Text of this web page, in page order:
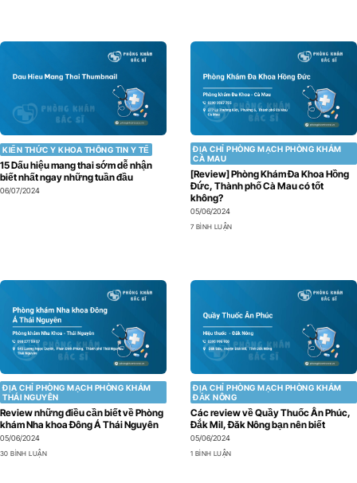
KIẾN THỨC Y KHOA THÔNG TIN Y TẾ
15 Dấu hiệu mang thai sớm dễ nhận
biết nhất ngay những tuần đầu
06/07/2024
ĐỊA CHỈ PHÒNG MẠCH PHÒNG KHÁM
CÀ MAU
[Review] Phòng Khám Đa Khoa Hồng
Đức, Thành phố Cà Mau có tốt
không?
05/06/2024
7 BÌNH LUẬN
ĐỊA CHỈ PHÒNG MẠCH PHÒNG KHÁM
THÁI NGUYÊN
Review những điều cần biết về Phòng
khám Nha khoa Đông Á Thái Nguyên
05/06/2024
30 BÌNH LUẬN
ĐỊA CHỈ PHÒNG MẠCH PHÒNG KHÁM
ĐẮK NÔNG
Các review về Quầy Thuốc Ân Phúc,
Đắk Mil, Đăk Nông bạn nên biết
05/06/2024
1 BÌNH LUẬN